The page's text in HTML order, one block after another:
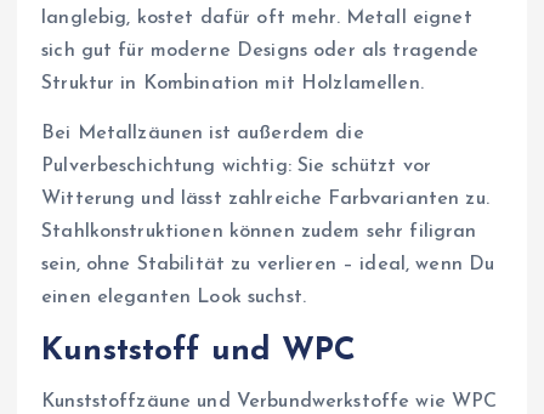
langlebig, kostet dafür oft mehr. Metall eignet
sich gut für moderne Designs oder als tragende
Struktur in Kombination mit Holzlamellen.
Bei Metallzäunen ist außerdem die
Pulverbeschichtung wichtig: Sie schützt vor
Witterung und lässt zahlreiche Farbvarianten zu.
Stahlkonstruktionen können zudem sehr filigran
sein, ohne Stabilität zu verlieren – ideal, wenn Du
einen eleganten Look suchst.
Kunststoff und WPC
Kunststoffzäune und Verbundwerkstoffe wie WPC